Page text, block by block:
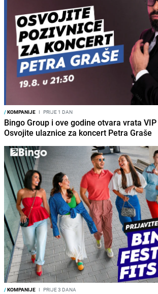
/KOMPANIJE I PRIJE 1 DAN
Bingo Group i ove godine otvara vrata
Osvojite ulaznice za koncert Petra Graše
/KOMPANIJE I PRIJE 3 DANA